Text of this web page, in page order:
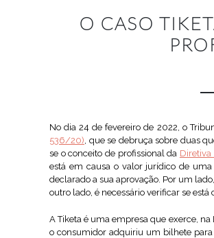
O CASO
No dia 24 de fevereiro de 2022, o
536/20), que se debruça sobre duas
se o conceito de profissional da
está em causa o valor jurídico de
declarado a sua aprovação. Por um
outro lado, é necessário verificar se
A Tiketa é uma empresa que exerce,
o consumidor adquiriu um bilhete